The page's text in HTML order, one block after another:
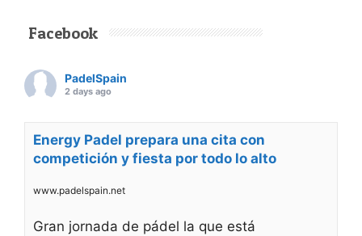
Facebook
PadelSpain
2 days ago
Energy Padel prepara una cita con
competición y fiesta por todo lo alto
www.padelspain.net
Gran jornada de pádel la que está